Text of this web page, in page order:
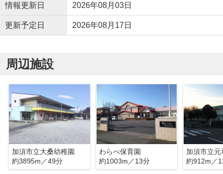
情報更新日 2026年08月03日
更新予定日 2026年08月17日
周辺施設
加須市立大桑幼稚園
約3895m／49分
わらべ保育園
約1003m／13分
加須市立元
約912m／